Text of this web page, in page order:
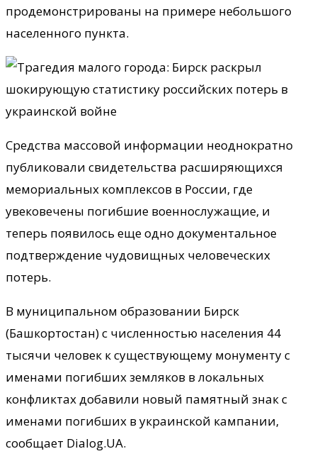
продемонстрированы на примере небольшого
населенного пункта.
Средства массовой информации неоднократно
публиковали свидетельства расширяющихся
мемориальных комплексов в России, где
увековечены погибшие военнослужащие, и
теперь появилось еще одно документальное
подтверждение чудовищных человеческих
потерь.
В муниципальном образовании Бирск
(Башкортостан) с численностью населения 44
тысячи человек к существующему монументу с
именами погибших земляков в локальных
конфликтах добавили новый памятный знак с
именами погибших в украинской кампании,
сообщает Dialog.UA.